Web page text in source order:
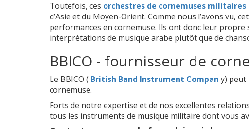
Toutefois, ces orchestres de cornemuses militaires
d’Asie et du Moyen-Orient. Comme nous l’avons vu,
performances en cornemuse. Ils ont donc leur
interprétations de musique arabe plutôt que de
BBICO - fournisseur de
Le BBICO ( British Band Instrument Compan y) peut
cornemuse.
Forts de notre expertise et de nos excellentes
tous les instruments de musique militaire dont vous